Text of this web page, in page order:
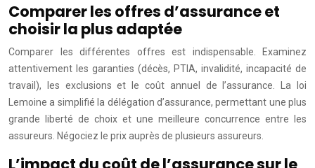
Comparer les offres d’assurance et
choisir la plus adaptée
Comparer les différentes offres est indispensable. Examinez
attentivement les garanties (décès, PTIA, invalidité, incapacité de
travail), les exclusions et le coût annuel de l’assurance. La loi
Lemoine a simplifié la délégation d’assurance, permettant une plus
grande liberté de choix et une meilleure concurrence entre les
assureurs. Négociez le prix auprès de plusieurs assureurs.
L’impact du coût de l’assurance sur le